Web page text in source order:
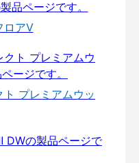
ロアⅤ
プレミアムウッ